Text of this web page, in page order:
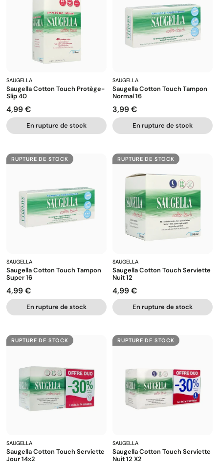
SAUGELLA
Saugella Cotton Touch Protège-
Slip 40
Prix
4,99 €
En rupture de stock
SAUGELLA
Saugella Cotton Touch Tampon
Normal 16
Prix
3,99 €
En rupture de stock
RUPTURE DE STOCK
SAUGELLA
Saugella Cotton Touch Tampon
Super 16
Prix
4,99 €
En rupture de stock
RUPTURE DE STOCK
SAUGELLA
Saugella Cotton Touch Serviette
Nuit 12
Prix
4,99 €
En rupture de stock
RUPTURE DE STOCK
SAUGELLA
Saugella Cotton Touch Serviette
Jour 14x2
RUPTURE DE STOCK
SAUGELLA
Saugella Cotton Touch Serviette
Nuit 12 X2